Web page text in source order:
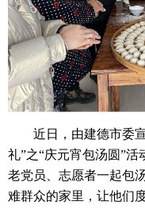
近日，由建德市委
礼”之“庆元宵包汤圆”活
老党员、志愿者一起包
难群众的家里，让他们